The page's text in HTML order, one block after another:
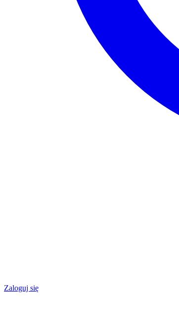
Zaloguj się